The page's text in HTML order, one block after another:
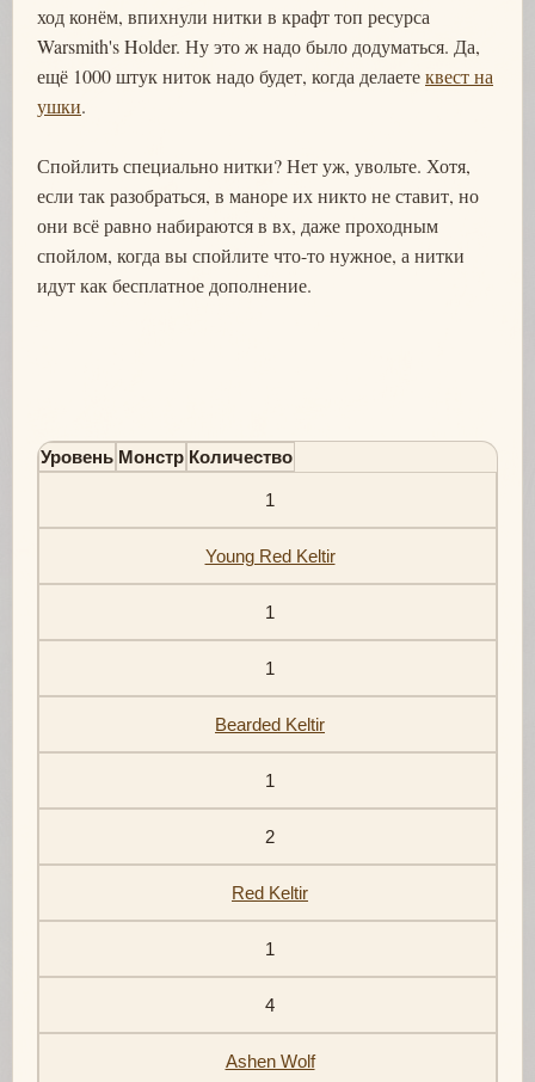
ход конём, впихнули нитки в крафт топ ресурса
Warsmith's Holder. Ну это ж надо было додуматься. Да,
ещё 1000 штук ниток надо будет, когда делаетеквест на
ушки.
Спойлить специально нитки? Нет уж, увольте. Хотя,
если так разобраться, в маноре их никто не ставит, но
они всё равно набираются в вх, даже проходным
спойлом, когда вы спойлите что-то нужное, а нитки
идут как бесплатное дополнение.
Уровень Монстр Количество
1
Young Red Keltir
1
1
Bearded Keltir
1
2
Red Keltir
1
4
Ashen Wolf